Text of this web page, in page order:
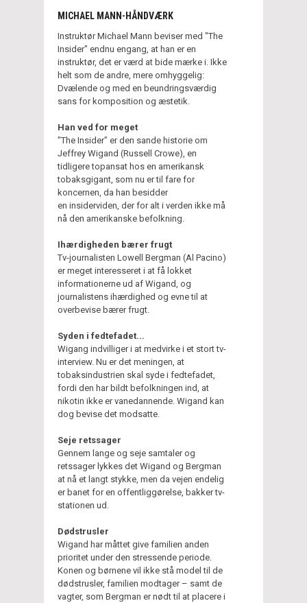
MICHAEL MANN-HÅNDVÆRK
Instruktør Michael Mann beviser med "The
Insider" endnu engang, at han er en
instruktør, det er værd at bide mærke i. Ikke
helt som de andre, mere omhyggelig:
Dvælende og med en beundringsværdig
sans for komposition og æstetik.
Han ved for meget
"The Insider" er den sande historie om
Jeffrey Wigand (Russell Crowe), en
tidligere topansat hos en amerikansk
tobaksgigant, som nu er til fare for
koncernen, da han besidder
en insiderviden, der for alt i verden ikke må
nå den amerikanske befolkning.
Ihærdigheden bærer frugt
Tv-journalisten Lowell Bergman (Al Pacino)
er meget interesseret i at få lokket
informationerne ud af Wigand, og
journalistens ihærdighed og evne til at
overbevise bærer frugt.
Syden i fedtefadet...
Wigang indvilliger i at medvirke i et stort tv-
interview. Nu er det meningen, at
tobaksindustrien skal syde i fedtefadet,
fordi den har bildt befolkningen ind, at
nikotin ikke er vanedannende. Wigand kan
dog bevise det modsatte.
Seje retssager
Gennem lange og seje samtaler og
retssager lykkes det Wigand og Bergman
at nå et langt stykke, men da vejen endelig
er banet for en offentliggørelse, bakker tv-
stationen ud.
Dødstrusler
Wigand har måttet give familien anden
prioritet under den stressende periode.
Konen og børnene vil ikke stå model til de
dødstrusler, familien modtager – samt de
vagter, som Bergman er nødt til at placere i